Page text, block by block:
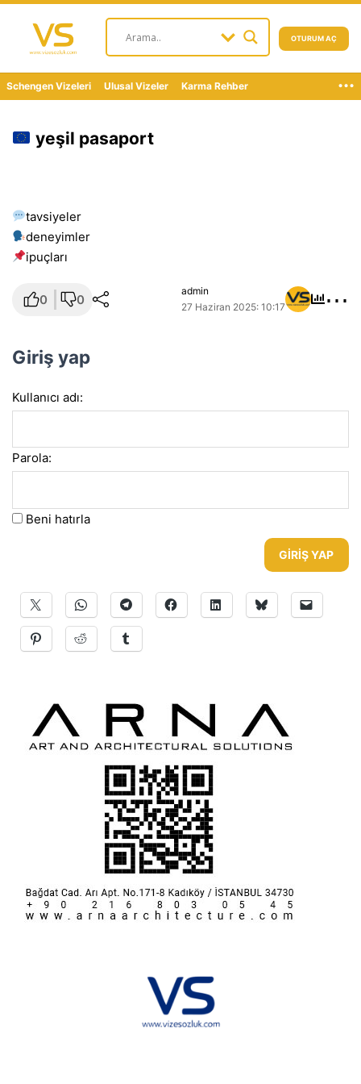
OTURUM AÇ
Schengen Vizeleri Ulusal Vizeler Karma Rehber ...
yeşil pasaport
tavsiyeler
deneyimler
i̇puçları
0 0
admin
27 Haziran 2025: 10:17
⋯
Giriş yap
Kullanıcı adı:
Parola:
Beni hatırla
GIRIŞ YAP